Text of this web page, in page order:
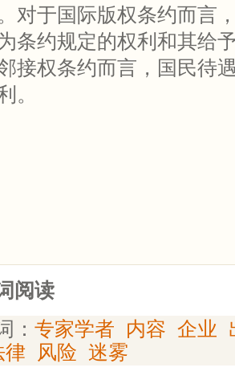
对于国际版权条约而言
条约规定的权利和其给
接权条约而言，国民待
。
阅读
： 专家学者 内容 企业
律 风险 迷雾